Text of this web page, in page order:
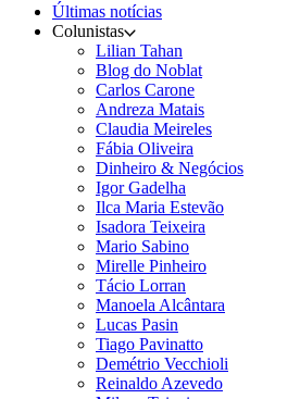
Últimas notícias
Colunistas
Lilian Tahan
Blog do Noblat
Carlos Carone
Andreza Matais
Claudia Meireles
Fábia Oliveira
Dinheiro & Negócios
Igor Gadelha
Ilca Maria Estevão
Isadora Teixeira
Mario Sabino
Mirelle Pinheiro
Tácio Lorran
Manoela Alcântara
Lucas Pasin
Tiago Pavinatto
Demétrio Vecchioli
Reinaldo Azevedo